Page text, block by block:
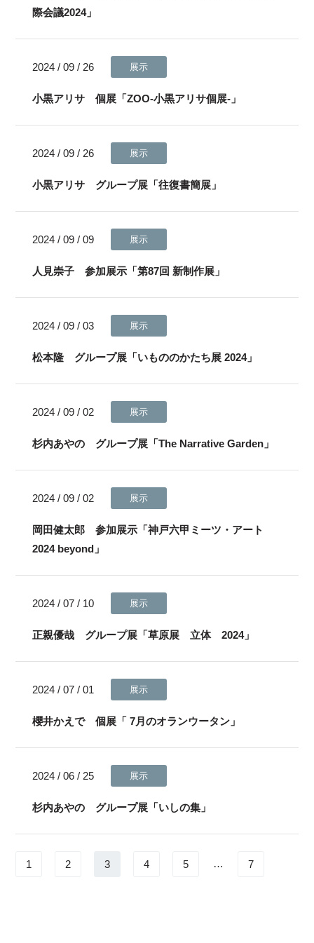
際会議2024」
2024 / 09 / 26 展示
小黒アリサ 個展「ZOO-小黒アリサ個展-」
2024 / 09 / 26 展示
小黒アリサ グループ展「往復書簡展」
2024 / 09 / 09 展示
人見崇子 参加展示「第87回 新制作展」
2024 / 09 / 03 展示
松本隆 グループ展「いもののかたち展 2024」
2024 / 09 / 02 展示
杉内あやの グループ展「The Narrative Garden」
2024 / 09 / 02 展示
岡田健太郎 参加展示「神戸六甲ミーツ・アート
2024 beyond」
2024 / 07 / 10 展示
正親優哉 グループ展「草原展 立体 2024」
2024 / 07 / 01 展示
櫻井かえで 個展「 7月のオランウータン」
2024 / 06 / 25 展示
杉内あやの グループ展「いしの集」
1 2 3 4 5 … 7